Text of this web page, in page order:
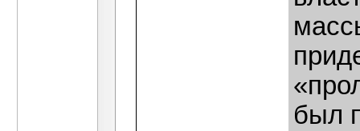
был